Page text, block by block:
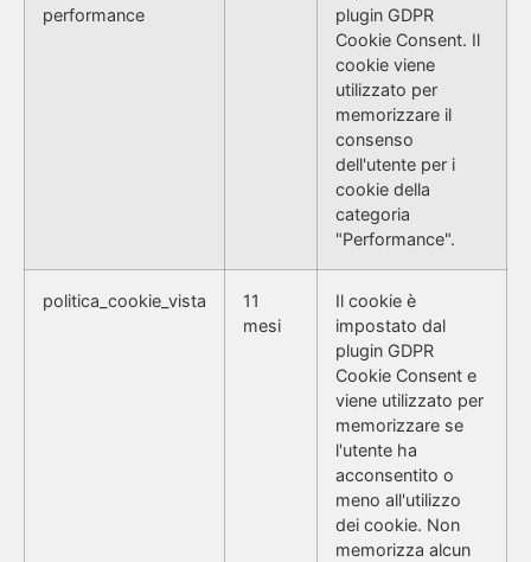
performance
plugin GDPR
Cookie Consent. Il
cookie viene
utilizzato per
memorizzare il
consenso
dell'utente per i
cookie della
categoria
"Performance".
politica_cookie_vista
11
mesi
Il cookie è
impostato dal
plugin GDPR
Cookie Consent e
viene utilizzato per
memorizzare se
l'utente ha
acconsentito o
meno all'utilizzo
dei cookie. Non
memorizza alcun